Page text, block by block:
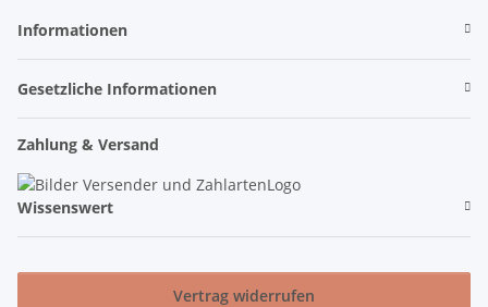
Informationen
Gesetzliche Informationen
Zahlung & Versand
Wissenswert
Vertrag widerrufen